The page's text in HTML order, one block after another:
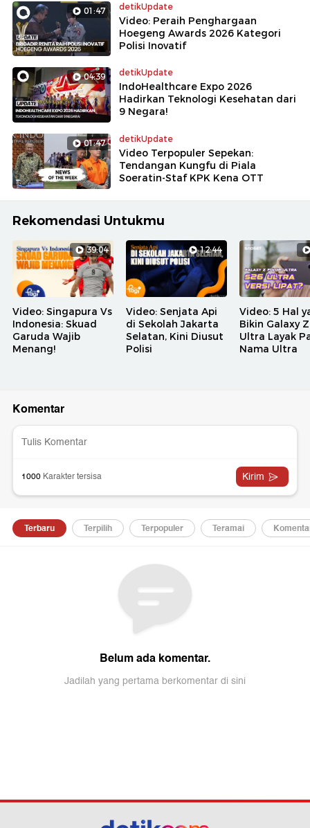
01:47 detikUpdate
Video: Peraih Penghargaan
Hoegeng Awards 2026 Kategori
Polisi Inovatif
04:39 detikUpdate
IndoHealthcare Expo 2026
Hadirkan Teknologi Kesehatan dari
9 Negara!
01:47 detikUpdate
Video Terpopuler Sepekan:
Tendangan Kungfu di Piala
Soeratin-Staf KPK Kena OTT
Rekomendasi Untukmu
39:04
Video: Singapura Vs
Indonesia: Skuad
Garuda Wajib
Menang!
12:44
Video: Senjata Api
di Sekolah Jakarta
Selatan, Kini Diusut
Polisi
Video: 5 Hal
Bikin Galaxy
Ultra Layak
Nama Ultra